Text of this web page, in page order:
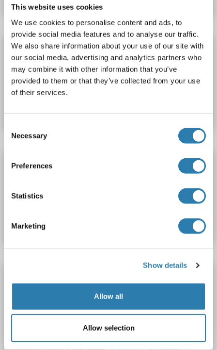
This website uses cookies
We use cookies to personalise content and ads, to
provide social media features and to analyse our traffic.
We also share information about your use of our site with
our social media, advertising and analytics partners who
may combine it with other information that you’ve
provided to them or that they’ve collected from your use
of their services.
Selection
Necessary
Preferences
Statistics
Marketing
Show details
Allow all
Allow selection
IBSP Kit ELISA
IBSP Reactivité: Souris Colorimetric 0.312-20 ng/mL
N° du produit ABIN1123999
IBSP Kit ELISA
Fiche technique
N° du produit ABIN2945739